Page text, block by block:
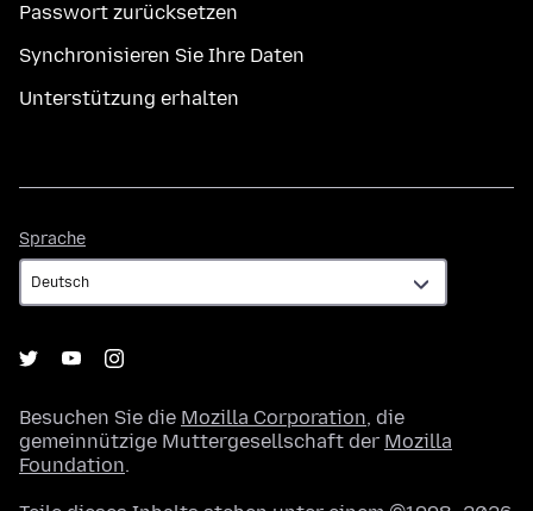
Passwort zurücksetzen
Synchronisieren Sie Ihre Daten
Unterstützung erhalten
Sprache
Besuchen Sie die Mozilla Corporation, die
gemeinnützige Muttergesellschaft der Mozilla
Foundation.